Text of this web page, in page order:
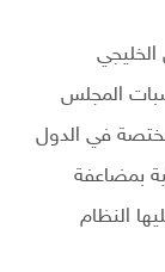
المجلس
في الدول
بمضاعفة
النظام